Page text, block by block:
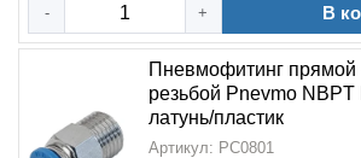
- + В
Пневмофитинг прямой
резьбой Pnevmo
латунь/пластик
Артикул: PC0801